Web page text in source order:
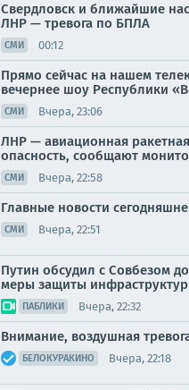
Свердловск и ближайшие
ЛНР — тревога по БПЛА
СМИ 00:12
Прямо сейчас на нашем
вечернее шоу Республики
СМИ Вчера, 23:06
ЛНР — авиационная
опасность, сообщают
СМИ Вчера, 22:58
Главные новости
СМИ Вчера, 22:51
Путин обсудил с Совбезом
меры защиты
ПАБЛИКИ Вчера, 22:32
Внимание, воздушная
БЕЛОКУРАКИНО Вчера, 22:18